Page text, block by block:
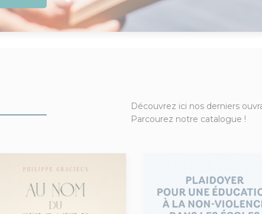
Découvrez ici nos derniers
Parcourez notre catalogue !